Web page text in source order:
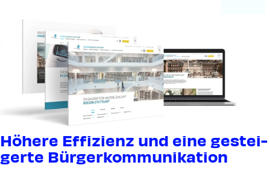
Höhere Effizienz und eine gestei­
gerte Bürger­kom­mu­ni­ka­tion